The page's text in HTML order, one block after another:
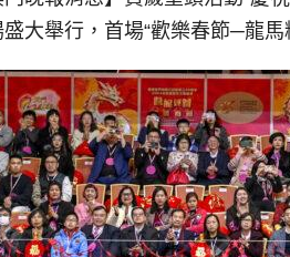
大舉行，首場“歡樂春節─龍